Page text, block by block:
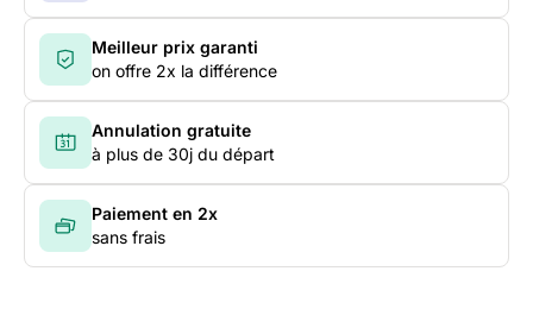
Meilleur prix garanti
on offre 2x la différence
Annulation gratuite
à plus de 30j du départ
Paiement en 2x
sans frais